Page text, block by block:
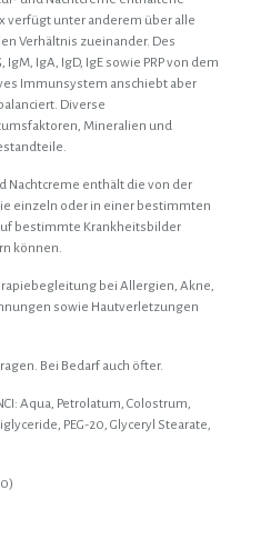
verfügt unter anderem über alle
Verhältnis zueinander. Des
IgA, IgD, IgE sowie PRP von dem
Immunsystem anschiebt aber
Diverse
Mineralien und
Nachtcreme enthält die von der
einzeln oder in einer bestimmten
bestimmte Krankheitsbilder
können.
bei Allergien, Akne,
sowie Hautverletzungen
Bei Bedarf auch öfter.
Aqua, Petrolatum, Colostrum,
PEG-20, Glyceryl Stearate,